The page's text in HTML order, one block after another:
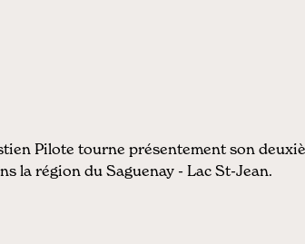
Pilote tourne présentement son
la région du Saguenay - Lac St-Jean.